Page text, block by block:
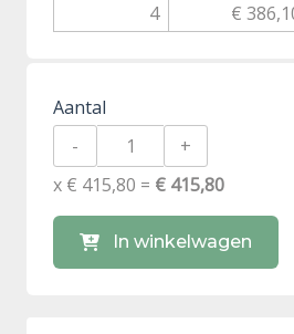
4
€
Aantal
-
+
x € 415,80 = € 415,80
In winkelwagen